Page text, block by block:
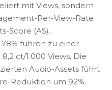
mit Views, sondern
Per-View-Rate
Score (AS).
78% führen zu einer
ct/1.000 Views. Die
Audio-Assets führt
Reduktion um 92%.